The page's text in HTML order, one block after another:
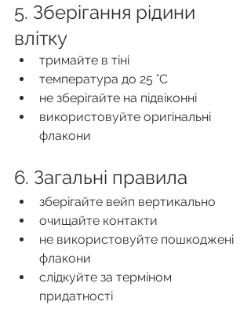
5. Зберігання рідини
влітку
тримайте в тіні
температура до 25 °C
не зберігайте на підвіконні
використовуйте оригінальні
флакони
6. Загальні правила
зберігайте вейп вертикально
очищайте контакти
не використовуйте пошкоджені
флакони
слідкуйте за терміном
придатності